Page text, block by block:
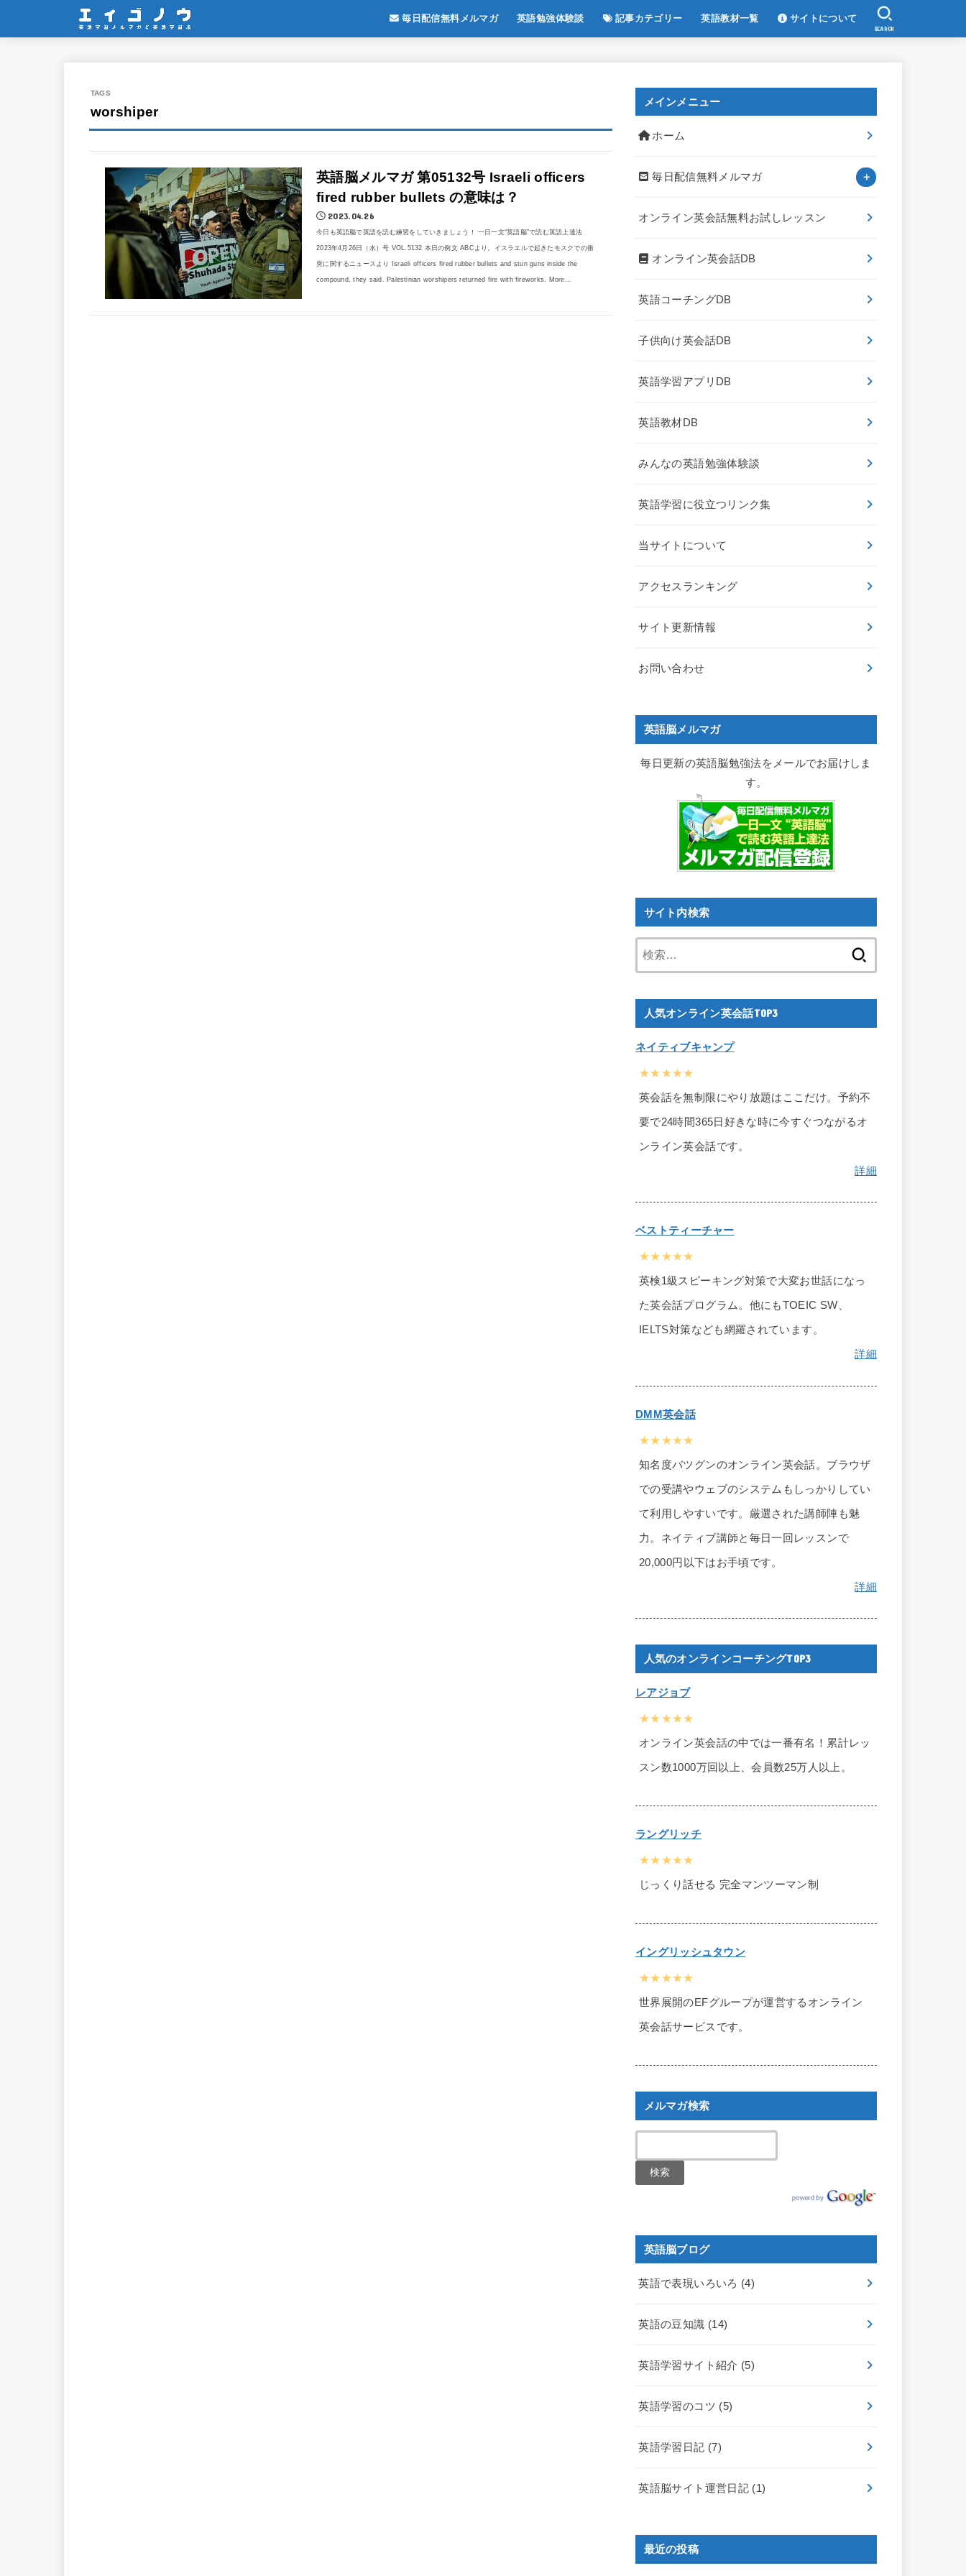
毎日配信無料メルマガ 英語勉強体験談 記事カテゴリー 英語教材一覧 サイトについて
SEARCH
worshiper
英語脳メルマガ 第05132号 Israeli officers
fired rubber bullets の意味は？
2023.04.26
今日も英語脳で英語を読む練習をしていきましょう！ 一日一文“英語脳”で読む英語上達法
2023年4月26日（水）号 VOL.5132 本日の例文 ABCより。イスラエルで起きたモスクでの衝
突に関するニュースより Israeli officers fired rubber bullets and stun guns inside the
compound, they said. Palestinian worshipers returned fire with fireworks. More...
メインメニュー
ホーム
毎日配信無料メルマガ
オンライン英会話無料お試しレッスン
オンライン英会話DB
英語コーチングDB
子供向け英会話DB
英語学習アプリDB
英語教材DB
みんなの英語勉強体験談
英語学習に役立つリンク集
当サイトについて
アクセスランキング
サイト更新情報
お問い合わせ
英語脳メルマガ
毎日更新の英語脳勉強法をメールでお届けしま
す。
サイト内検索
人気オンライン英会話TOP3
ネイティブキャンプ
★★★★★
英会話を無制限にやり放題はここだけ。予約不
要で24時間365日好きな時に今すぐつながるオ
ンライン英会話です。
詳細
ベストティーチャー
★★★★★
英検1級スピーキング対策で大変お世話になっ
た英会話プログラム。他にもTOEIC SW、
IELTS対策なども網羅されています。
詳細
DMM英会話
★★★★★
知名度バツグンのオンライン英会話。ブラウザ
での受講やウェブのシステムもしっかりしてい
て利用しやすいです。厳選された講師陣も魅
力。ネイティブ講師と毎日一回レッスンで
20,000円以下はお手頃です。
詳細
人気のオンラインコーチングTOP3
レアジョブ
★★★★★
オンライン英会話の中では一番有名！累計レッ
スン数1000万回以上、会員数25万人以上。
ラングリッチ
★★★★★
じっくり話せる 完全マンツーマン制
イングリッシュタウン
★★★★★
世界展開のEFグループが運営するオンライン
英会話サービスです。
メルマガ検索
英語脳ブログ
英語で表現いろいろ (4)
英語の豆知識 (14)
英語学習サイト紹介 (5)
英語学習のコツ (5)
英語学習日記 (7)
英語脳サイト運営日記 (1)
最近の投稿